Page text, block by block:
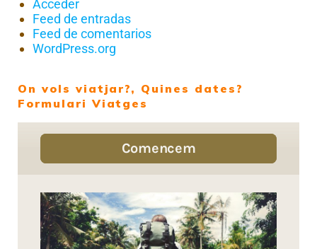
Acceder
Feed de entradas
Feed de comentarios
WordPress.org
On vols viatjar?, Quines dates?
Formulari Viatges